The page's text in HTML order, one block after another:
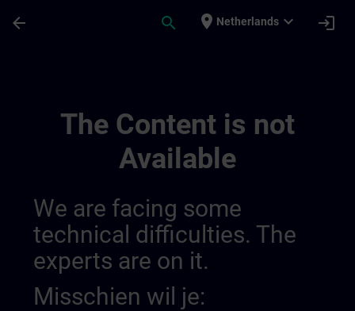
arrow_back search place Netherlands expand_more login
The Content is not
Available
We are facing some
technical difficulties. The
experts are on it.
Misschien wil je: